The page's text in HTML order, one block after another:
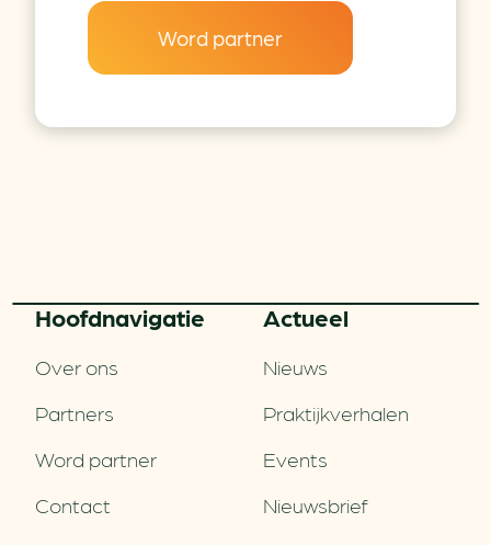
Word partner
Hoofd­navigatie
Over ons
Partners
Word partner
Contact
Actueel
Nieuws
Praktijkverhalen
Events
Nieuwsbrief